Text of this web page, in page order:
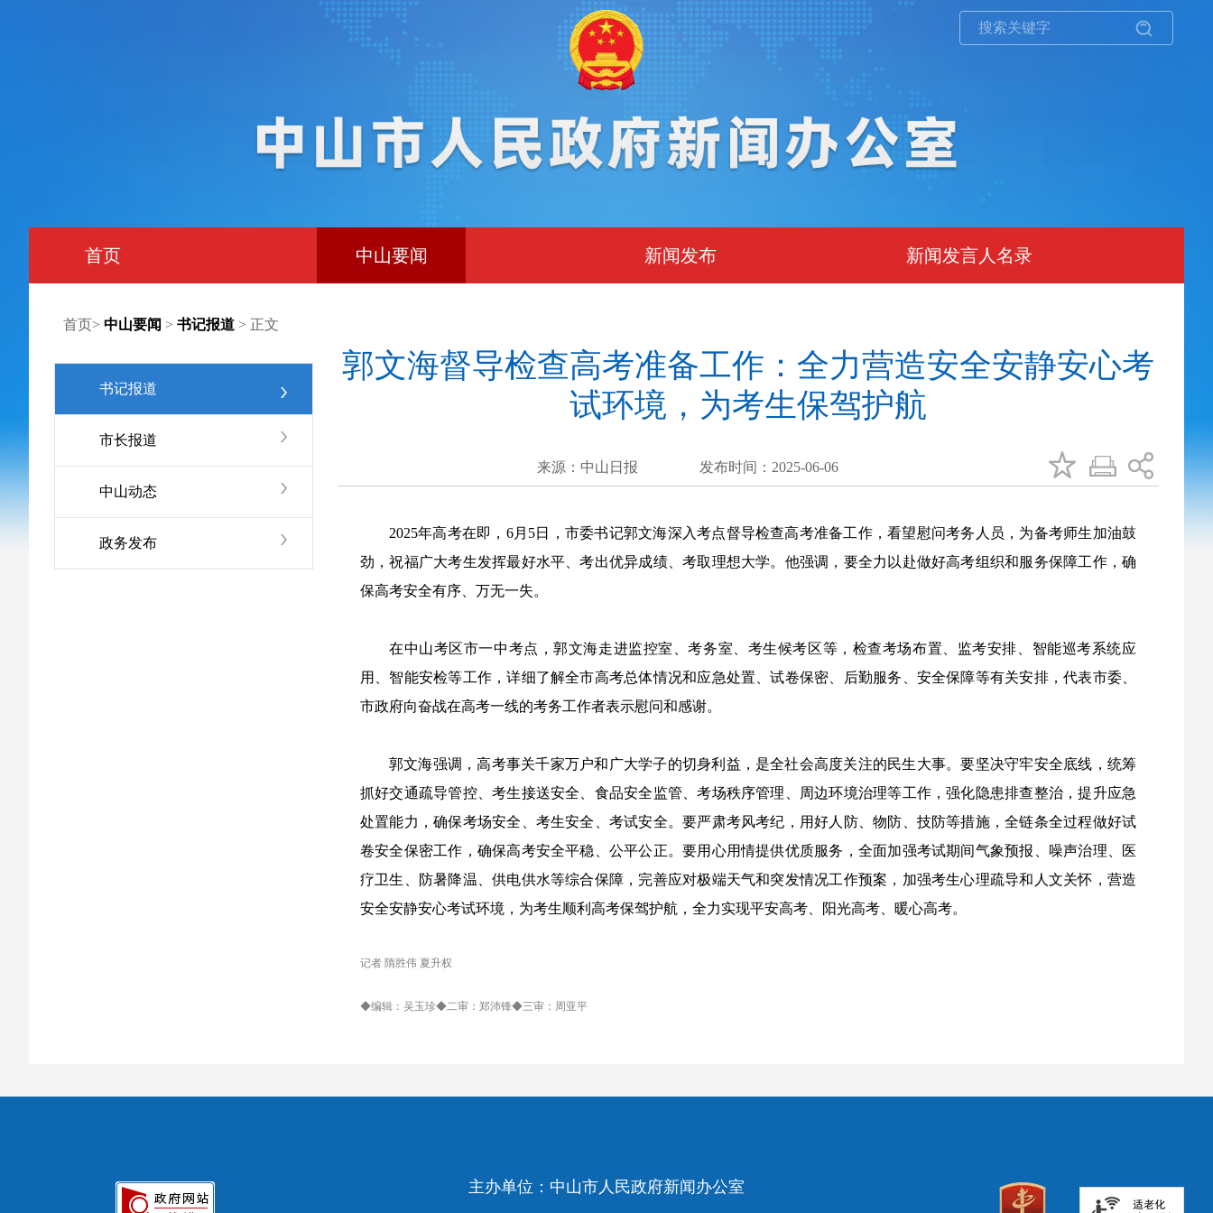
首页 中山要闻 新闻发布 新闻发言人名录
首页> 中山要闻 > 书记报道 > 正文
书记报道
市长报道
中山动态
政务发布
郭文海督导检查高考准备工作：全力营造安全安静安心考
试环境，为考生保驾护航
来源：中山日报 发布时间：2025-06-06
2025年高考在即，6月5日，市委书记郭文海深入考点督导检查高考准备工作，看望慰问考务人员，为备考师生加油鼓
劲，祝福广大考生发挥最好水平、考出优异成绩、考取理想大学。他强调，要全力以赴做好高考组织和服务保障工作，确
保高考安全有序、万无一失。
在中山考区市一中考点，郭文海走进监控室、考务室、考生候考区等，检查考场布置、监考安排、智能巡考系统应
用、智能安检等工作，详细了解全市高考总体情况和应急处置、试卷保密、后勤服务、安全保障等有关安排，代表市委、
市政府向奋战在高考一线的考务工作者表示慰问和感谢。
郭文海强调，高考事关千家万户和广大学子的切身利益，是全社会高度关注的民生大事。要坚决守牢安全底线，统筹
抓好交通疏导管控、考生接送安全、食品安全监管、考场秩序管理、周边环境治理等工作，强化隐患排查整治，提升应急
处置能力，确保考场安全、考生安全、考试安全。要严肃考风考纪，用好人防、物防、技防等措施，全链条全过程做好试
卷安全保密工作，确保高考安全平稳、公平公正。要用心用情提供优质服务，全面加强考试期间气象预报、噪声治理、医
疗卫生、防暑降温、供电供水等综合保障，完善应对极端天气和突发情况工作预案，加强考生心理疏导和人文关怀，营造
安全安静安心考试环境，为考生顺利高考保驾护航，全力实现平安高考、阳光高考、暖心高考。
记者 隋胜伟 夏升权
◆编辑：吴玉珍◆二审：郑沛锋◆三审：周亚平
主办单位：中山市人民政府新闻办公室